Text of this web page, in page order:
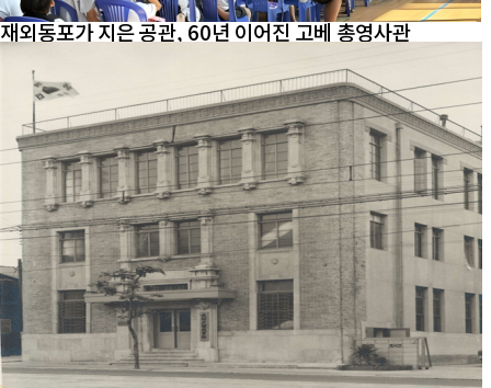
재외동포가 지은 공관, 60년 이어진 고베 총영사관